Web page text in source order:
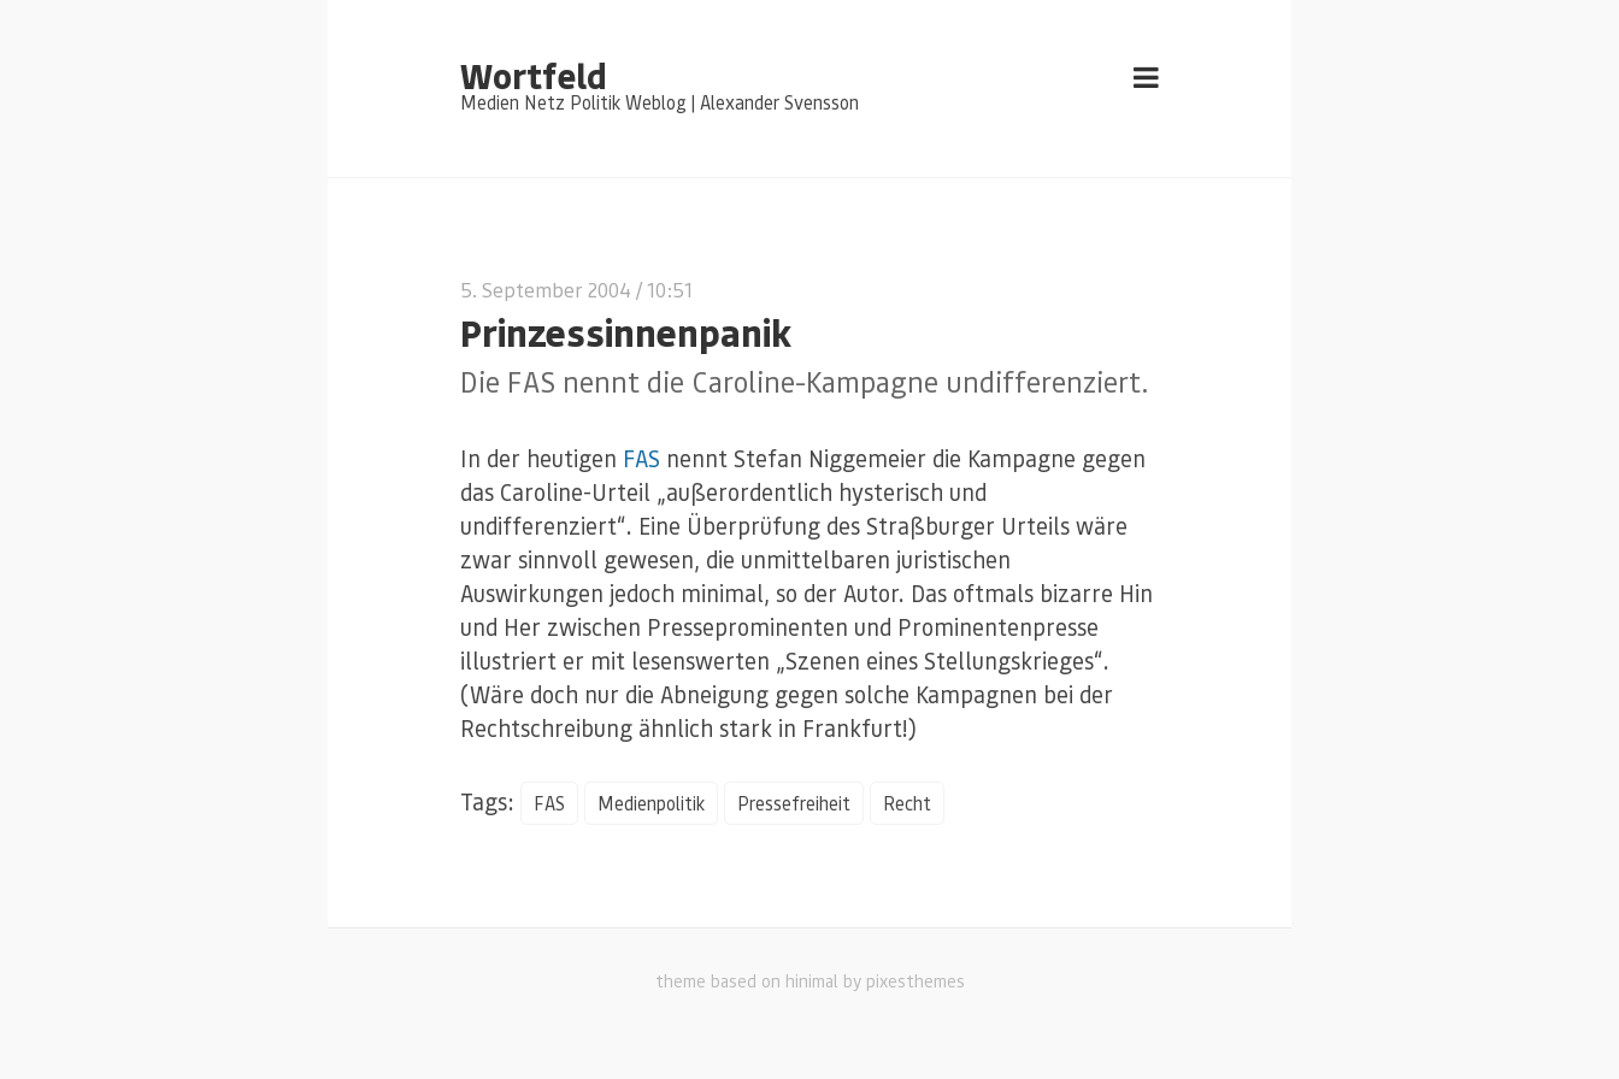
Wortfeld
Medien Netz Politik Weblog | Alexander Svensson
5. September 2004 / 10:51
Prinzessinnenpanik
Die FAS nennt die Caroline-Kampagne undifferenziert.
In der heutigen FAS nennt Stefan Niggemeier die Kampagne gegen
das Caroline-Urteil „außerordentlich hysterisch und
undifferenziert“. Eine Überprüfung des Straßburger Urteils wäre
zwar sinnvoll gewesen, die unmittelbaren juristischen
Auswirkungen jedoch minimal, so der Autor. Das oftmals bizarre Hin
und Her zwischen Presseprominenten und Prominentenpresse
illustriert er mit lesenswerten „Szenen eines Stellungskrieges“.
(Wäre doch nur die Abneigung gegen solche Kampagnen bei der
Rechtschreibung ähnlich stark in Frankfurt!)
Tags: FAS Medienpolitik Pressefreiheit Recht
theme based on hinimal by pixesthemes